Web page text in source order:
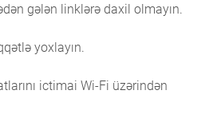
gələn linklərə daxil olmayın.
yoxlayın.
ictimai Wi-Fi üzərindən